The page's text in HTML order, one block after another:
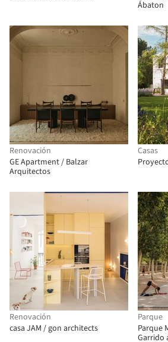
Ábaton
Renovación
GE Apartment / Balzar
Arquitectos
Casas
Renovación
casa JAM / gon architects
Parque
Parque
Garrido